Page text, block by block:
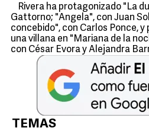
Rivera ha protagonizado "La
Gattorno; "Angela", con Juan
concebido", con Carlos Ponce,
una villana en "Mariana de la
con César Evora y Alejandra
TEMAS